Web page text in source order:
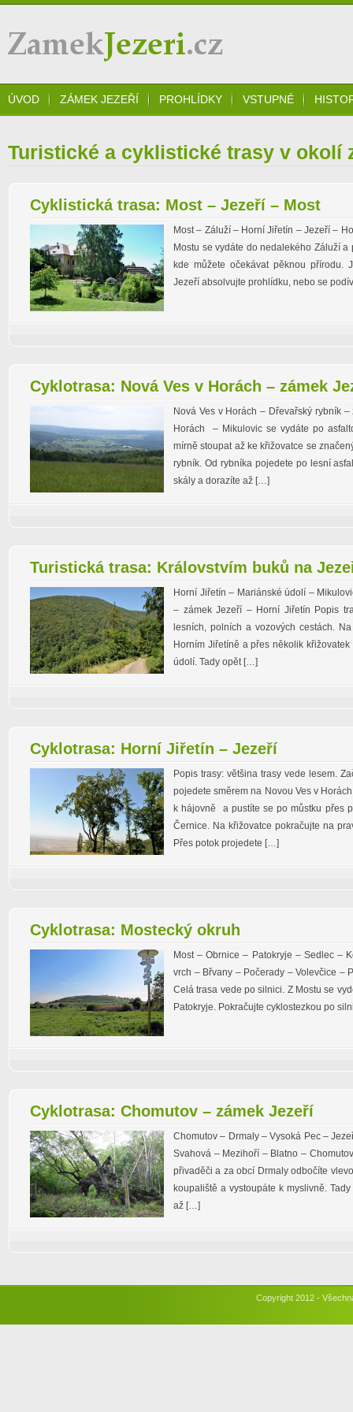
Zámek Jezeří
ÚVOD ZÁMEK JEZEŘÍ PROHLÍDKY VSTUPNÉ
Turistické a cyklistické trasy v okolí
Cyklistická trasa: Most – Jezeří – Most
Most – Záluží – Horní Jiřetín – Jezeří –
Mostu se vydáte do nedalekého Záluží
kde můžete očekávat pěknou přírodu.
Jezeří absolvujte prohlídku, nebo se
Cyklotrasa: Nová Ves v Horách – zámek
Nová Ves v Horách – Dřevařský rybník
Horách – Mikulovic se vydáte po
mírně stoupat až ke křižovatce se
rybník. Od rybníka pojedete po lesní
skály a dorazíte až […]
Turistická trasa: Královstvím buků na
Horní Jiřetín – Mariánské údolí –
– zámek Jezeří – Horní Jiřetín Popis
lesních, polních a vozových cestách.
Horním Jiřetíně a přes několik
údolí. Tady opět […]
Cyklotrasa: Horní Jiřetín – Jezeří
Popis trasy: většina trasy vede lesem.
pojedete směrem na Novou Ves v
k hájovně a pustíte se po můstku přes
Černice. Na křižovatce pokračujte na
Přes potok projedete […]
Cyklotrasa: Mostecký okruh
Most – Obrnice – Patokryje – Sedlec –
vrch – Břvany – Počerady – Volevčice –
Celá trasa vede po silnici. Z Mostu se
Patokryje. Pokračujte cyklostezkou po
Cyklotrasa: Chomutov – zámek Jezeří
Chomutov – Drmaly – Vysoká Pec –
Svahová – Mezihoří – Blatno –
přivaděči a za obcí Drmaly odbočíte
koupaliště a vystoupáte k myslivně.
až […]
Copyright 2012 -